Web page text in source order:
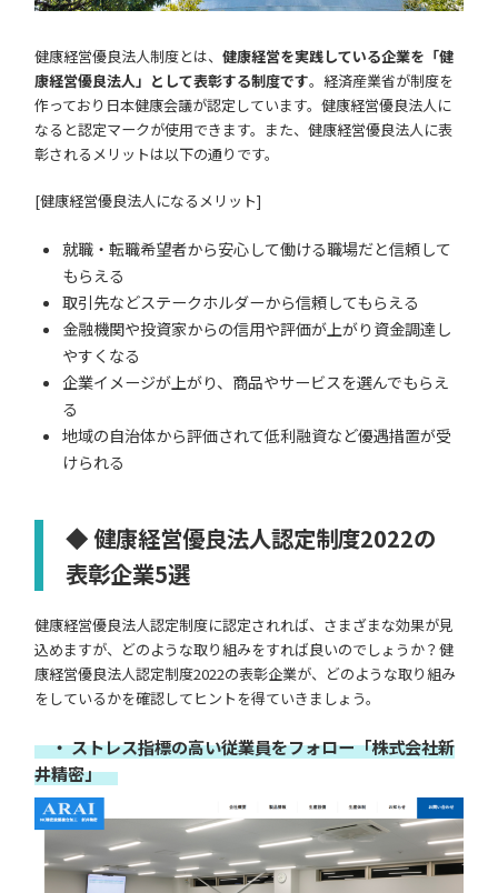
健康経営優良法人制度とは、 健康経営を実践している企業を「健
康経営優良法人」として表彰する制度です。経済産業省が制度を
作っており日本健康会議が認定しています。健康経営優良法人に
なると認定マークが使用できます。また、健康経営優良法人に表
彰されるメリットは以下の通りです。
[健康経営優良法人になるメリット]
就職・転職希望者から安心して働ける職場だと信頼して
もらえる
取引先などステークホルダーから信頼してもらえる
金融機関や投資家からの信用や評価が上がり資金調達し
やすくなる
企業イメージが上がり、商品やサービスを選んでもらえ
る
地域の自治体から評価されて低利融資など優遇措置が受
けられる
◆ 健康経営優良法人認定制度2022の
表彰企業5選
健康経営優良法人認定制度に認定されれば、さまざまな効果が見
込めますが、どのような取り組みをすれば良いのでしょうか？健
康経営優良法人認定制度2022の表彰企業が、どのような取り組み
をしているかを確認してヒントを得ていきましょう。
・ ストレス指標の高い従業員をフォロー「株式会社新
井精密」